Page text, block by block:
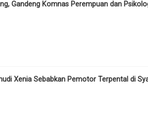
Gandeng Komnas Perempuan dan
Xenia Sebabkan Pemotor Terpental di